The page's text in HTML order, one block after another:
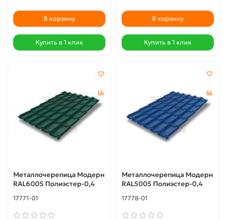
В корзину
Купить в 1 клик
В корзину
Купить в 1 клик
Металлочерепица Модерн
RAL6005 Полиэстер-0,4
17771-01
Металлочерепица Модерн
RAL5005 Полиэстер-0,4
17778-01